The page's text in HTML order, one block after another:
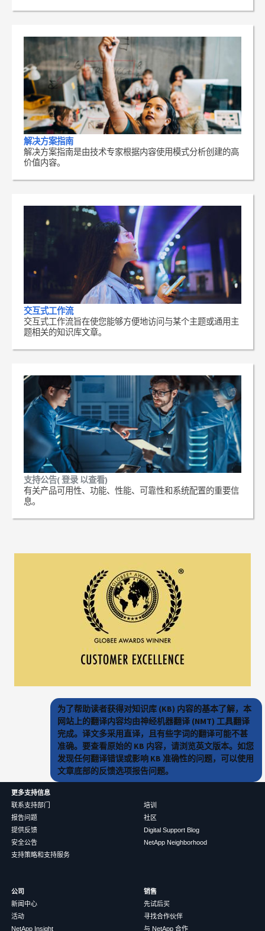
解决方案指南
解决方案指南是由技术专家根据内容使用模式分析创建的高
价值内容。
交互式工作流
交互式工作流旨在使您能够方便地访问与某个主题或通用主
题相关的知识库文章。
支持公告( 登录 以查看)
有关产品可用性、功能、性能、可靠性和系统配置的重要信
息。
为了帮助读者获得对知识库 (KB) 内容的基本了解，本
网站上的翻译内容均由神经机器翻译 (NMT) 工具翻译
完成。译文多采用直译，且有些字词的翻译可能不甚
准确。要查看原始的 KB 内容，请浏览英文版本。如您
发现任何翻译错误或影响 KB 准确性的问题，可以使用
文章底部的反馈选项报告问题。
更多支持信息
联系支持部门
报告问题
提供反馈
安全公告
支持策略和支持服务
培训
社区
Digital Support Blog
NetApp Neighborhood
公司
新闻中心
活动
NetApp Insight
销售
先试后买
寻找合作伙伴
与 NetApp 合作